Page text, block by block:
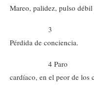
Mareo, palidez, pulso
3
Pérdida de conciencia.
4 Paro
cardíaco, en el peor de los